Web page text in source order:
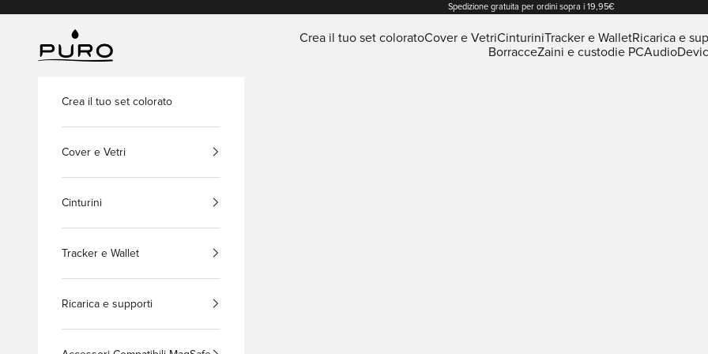
Spedizione gratuita per ordini sopra i 19,95€
PURO Shop Crea il tuo set coloratoCover e VetriCinturiniTracker e WalletRicarica e
BorracceZaini e custodie PCAudio
Crea il tuo set colorato
Cover e Vetri
Cinturini
Tracker e Wallet
Ricarica e supporti